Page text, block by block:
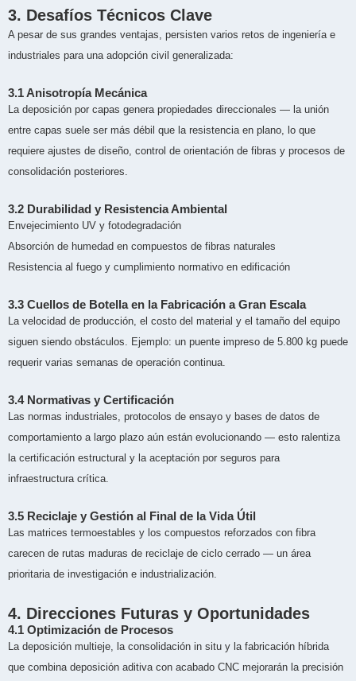
3. Desafíos Técnicos Clave
A pesar de sus grandes ventajas, persisten varios retos de ingeniería e
industriales para una adopción civil generalizada:
3.1 Anisotropía Mecánica
La deposición por capas genera propiedades direccionales — la unión
entre capas suele ser más débil que la resistencia en plano, lo que
requiere ajustes de diseño, control de orientación de fibras y procesos de
consolidación posteriores.
3.2 Durabilidad y Resistencia Ambiental
Envejecimiento UV y fotodegradación
Absorción de humedad en compuestos de fibras naturales
Resistencia al fuego y cumplimiento normativo en edificación
3.3 Cuellos de Botella en la Fabricación a Gran Escala
La velocidad de producción, el costo del material y el tamaño del equipo
siguen siendo obstáculos. Ejemplo: un puente impreso de 5.800 kg puede
requerir varias semanas de operación continua.
3.4 Normativas y Certificación
Las normas industriales, protocolos de ensayo y bases de datos de
comportamiento a largo plazo aún están evolucionando — esto ralentiza
la certificación estructural y la aceptación por seguros para
infraestructura crítica.
3.5 Reciclaje y Gestión al Final de la Vida Útil
Las matrices termoestables y los compuestos reforzados con fibra
carecen de rutas maduras de reciclaje de ciclo cerrado — un área
prioritaria de investigación e industrialización.
4. Direcciones Futuras y Oportunidades
4.1 Optimización de Procesos
La deposición multieje, la consolidación in situ y la fabricación híbrida
que combina deposición aditiva con acabado CNC mejorarán la precisión